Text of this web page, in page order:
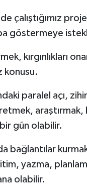
çalıştığımız
göstermeye
kırgınlıkları
konusu.
paralel açı,
araştırmak,
gün olabilir.
bağlantılar
yazma,
olabilir.